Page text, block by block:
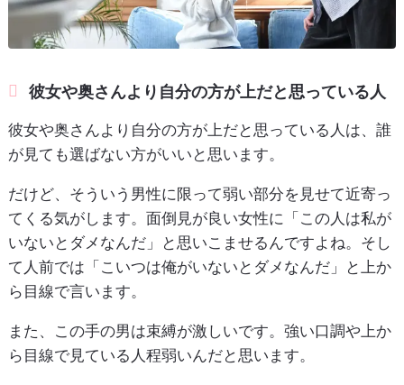
彼女や奥さんより自分の方が上だと思っている人
彼女や奥さんより自分の方が上だと思っている人は、誰
が見ても選ばない方がいいと思います。
だけど、そういう男性に限って弱い部分を見せて近寄っ
てくる気がします。面倒見が良い女性に「この人は私が
いないとダメなんだ」と思いこませるんですよね。そし
て人前では「こいつは俺がいないとダメなんだ」と上か
ら目線で言います。
また、この手の男は束縛が激しいです。強い口調や上か
ら目線で見ている人程弱いんだと思います。